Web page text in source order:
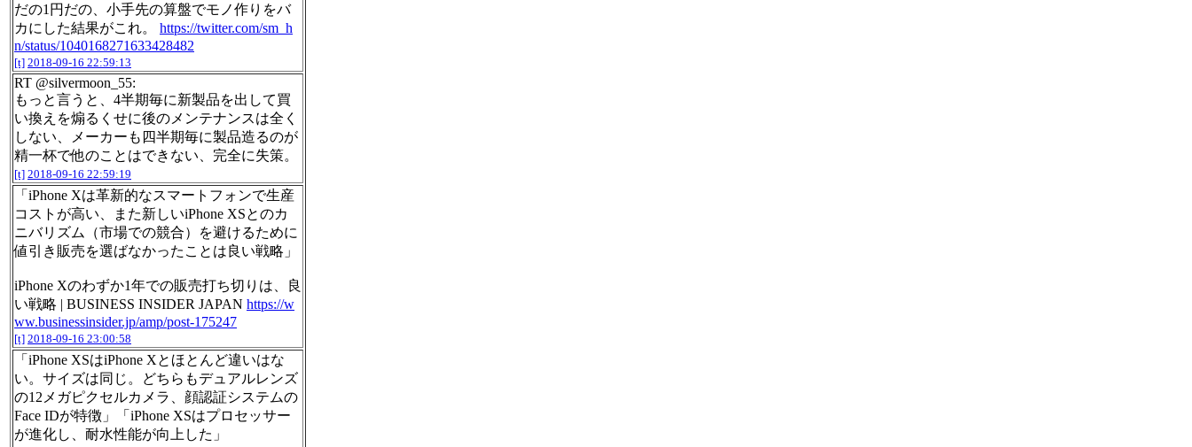
だの1円だの、小手先の算盤でモノ作りをバ
カにした結果がこれ。 https://twitter.com/sm_h
n/status/1040168271633428482
[t] 2018-09-16 22:59:13
RT @silvermoon_55:
もっと言うと、4半期毎に新製品を出して買
い換えを煽るくせに後のメンテナンスは全く
しない、メーカーも四半期毎に製品造るのが
精一杯で他のことはできない、完全に失策。
[t] 2018-09-16 22:59:19
「iPhone Xは革新的なスマートフォンで生産
コストが高い、また新しいiPhone XSとのカ
ニバリズム（市場での競合）を避けるために
値引き販売を選ばなかったことは良い戦略」
iPhone Xのわずか1年での販売打ち切りは、良
い戦略 | BUSINESS INSIDER JAPAN https://w
ww.businessinsider.jp/amp/post-175247
[t] 2018-09-16 23:00:58
「iPhone XSはiPhone Xとほとんど違いはな
い。サイズは同じ。どちらもデュアルレンズ
の12メガピクセルカメラ、顔認証システムの
Face IDが特徴」「iPhone XSはプロセッサー
が進化し、耐水性能が向上した」